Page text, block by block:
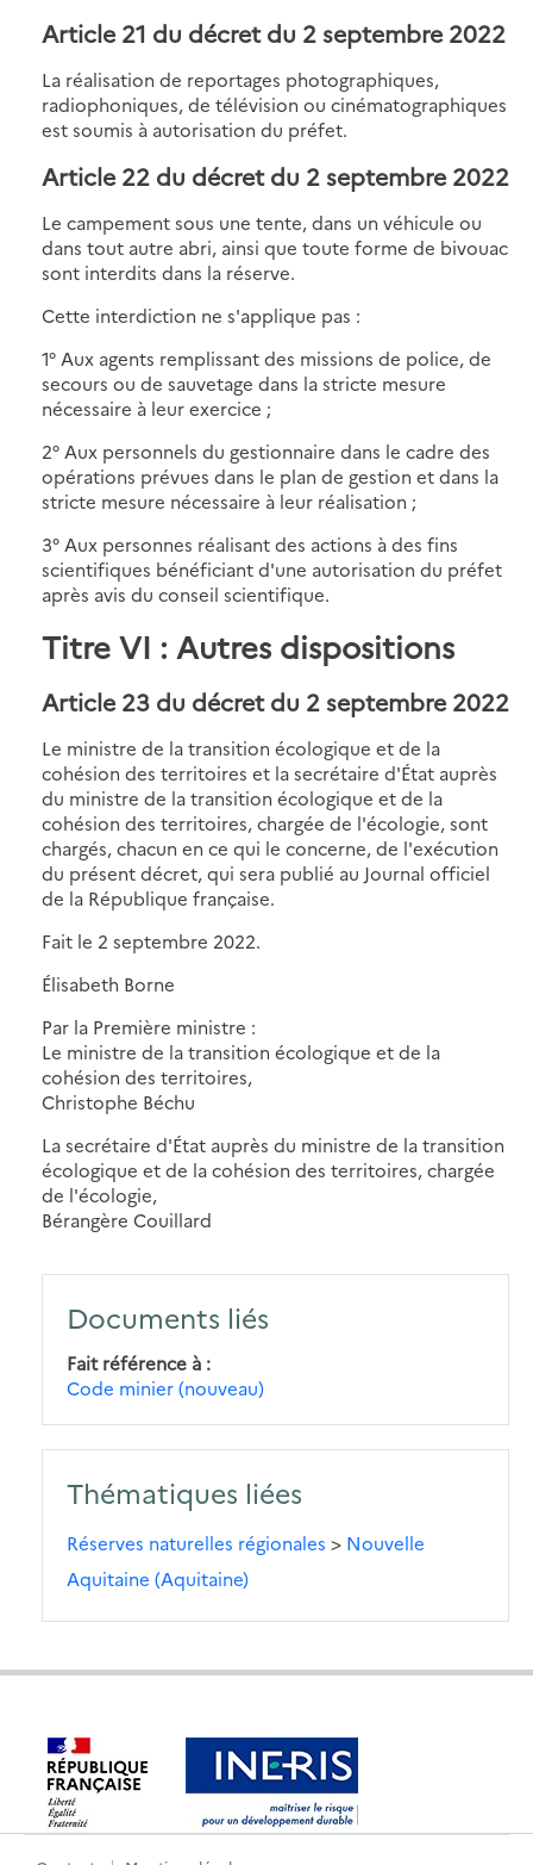
Article 21 du décret du 2 septembre 2022
La réalisation de reportages photographiques,
radiophoniques, de télévision ou cinématographiques
est soumis à autorisation du préfet.
Article 22 du décret du 2 septembre 2022
Le campement sous une tente, dans un véhicule ou
dans tout autre abri, ainsi que toute forme de bivouac
sont interdits dans la réserve.
Cette interdiction ne s'applique pas :
1° Aux agents remplissant des missions de police, de
secours ou de sauvetage dans la stricte mesure
nécessaire à leur exercice ;
2° Aux personnels du gestionnaire dans le cadre des
opérations prévues dans le plan de gestion et dans la
stricte mesure nécessaire à leur réalisation ;
3° Aux personnes réalisant des actions à des fins
scientifiques bénéficiant d'une autorisation du préfet
après avis du conseil scientifique.
Titre VI : Autres dispositions
Article 23 du décret du 2 septembre 2022
Le ministre de la transition écologique et de la
cohésion des territoires et la secrétaire d'État auprès
du ministre de la transition écologique et de la
cohésion des territoires, chargée de l'écologie, sont
chargés, chacun en ce qui le concerne, de l'exécution
du présent décret, qui sera publié au Journal officiel
de la République française.
Fait le 2 septembre 2022.
Élisabeth Borne
Par la Première ministre :
Le ministre de la transition écologique et de la
cohésion des territoires,
Christophe Béchu
La secrétaire d'État auprès du ministre de la transition
écologique et de la cohésion des territoires, chargée
de l'écologie,
Bérangère Couillard
Documents liés
Fait référence à
Code minier (nouveau)
Thématiques liées
Réserves naturelles régionales > Nouvelle
Aquitaine (Aquitaine)